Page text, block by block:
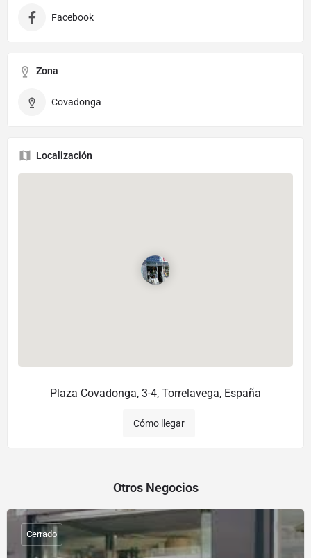
Facebook
Zona
Covadonga
Localización
Plaza Covadonga, 3-4, Torrelavega, España
Cómo llegar
Otros Negocios
Cerrado